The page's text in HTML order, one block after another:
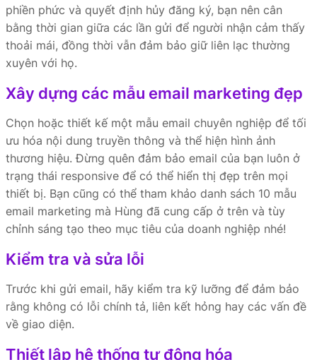
phiền phức và quyết định hủy đăng ký, bạn nên cân
bằng thời gian giữa các lần gửi để người nhận cảm thấy
thoải mái, đồng thời vẫn đảm bảo giữ liên lạc thường
xuyên với họ.
Xây dựng các mẫu email marketing đẹp
Chọn hoặc thiết kế một mẫu email chuyên nghiệp để tối
ưu hóa nội dung truyền thông và thể hiện hình ảnh
thương hiệu. Đừng quên đảm bảo email của bạn luôn ở
trạng thái responsive để có thể hiển thị đẹp trên mọi
thiết bị. Bạn cũng có thể tham khảo danh sách 10 mẫu
email marketing mà Hùng đã cung cấp ở trên và tùy
chỉnh sáng tạo theo mục tiêu của doanh nghiệp nhé!
Kiểm tra và sửa lỗi
Trước khi gửi email, hãy kiểm tra kỹ lưỡng để đảm bảo
rằng không có lỗi chính tả, liên kết hỏng hay các vấn đề
về giao diện.
Thiết lập hệ thống tự động hóa